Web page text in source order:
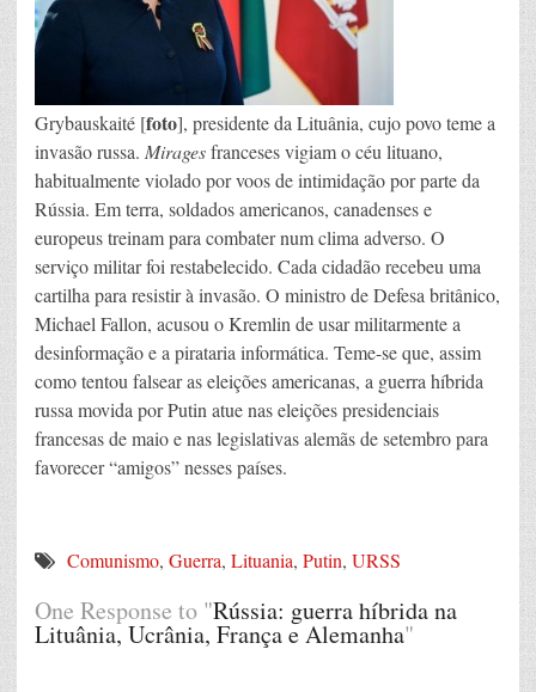
Grybauskaité [foto], presidente da Lituânia, cujo povo teme a
invasão russa. Miragesfranceses vigiam o céu lituano,
habitualmente violado por voos de intimidação por parte da
Rússia. Em terra, soldados americanos, canadenses e
europeus treinam para combater num clima adverso. O
serviço militar foi restabelecido. Cada cidadão recebeu uma
cartilha para resistir à invasão. O ministro de Defesa britânico,
Michael Fallon, acusou o Kremlin de usar militarmente a
desinformação e a pirataria informática. Teme-se que, assim
como tentou falsear as eleições americanas, a guerra híbrida
russa movida por Putin atue nas eleições presidenciais
francesas de maio e nas legislativas alemãs de setembro para
favorecer “amigos” nesses países.
Comunismo, Guerra, Lituania, Putin, URSS
One Response to "Rússia: guerra híbrida na
Lituânia, Ucrânia, França e Alemanha"